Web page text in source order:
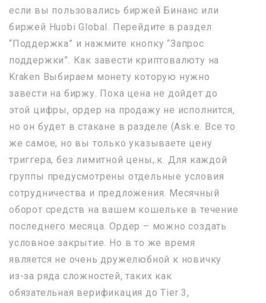
если вы пользовались биржей Бинанс или
биржей Huobi Global. Перейдите в раздел
“Поддержка” и нажмите кнопку “Запрос
поддержки”. Как завести криптовалюту на
Kraken Выбираем монету которую нужно
завести на биржу. Пока цена не дойдет до
этой цифры, ордер на продажу не исполнится,
но он будет в стакане в разделе (Ask.е. Все то
же самое, но вы только указываете цену
триггера, без лимитной цены,.к. Для каждой
группы предусмотрены отдельные условия
сотрудничества и предложения. Месячный
оборот средств на вашем кошельке в течение
последнего месяца. Ордер – можно создать
условное закрытие. Но в то же время
является не очень дружелюбной к новичку
из-за ряда сложностей, таких как
обязательная верификация до Tier 3,